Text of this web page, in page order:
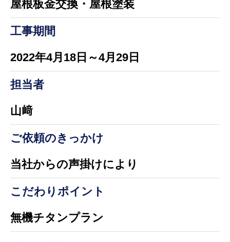
屋根板金交換・屋根塗装
工事期間
2022年4月18日～4月29日
担当者
山﨑
ご依頼のきっかけ
当社からの声掛けにより
こだわりポイント
無機チタンプラン